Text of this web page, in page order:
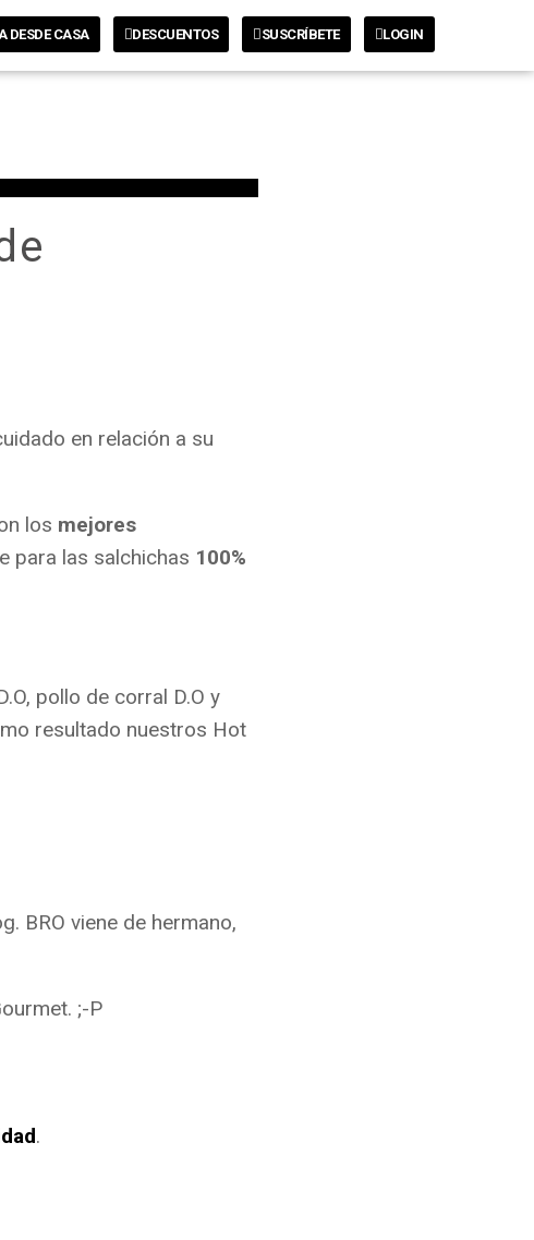
DESDE CASA DESCUENTOS SUSCRÍBETE LOGIN
en relación a su
los mejores
para las salchichas 100%
pollo de corral D.O y
resultado nuestros Hot
BRO viene de hermano,
;-P
.